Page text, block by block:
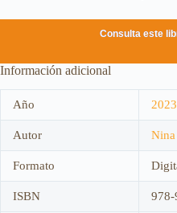
Consulta este
Información adicional
Año 2023
Autor Nina
Formato
ISBN 978-